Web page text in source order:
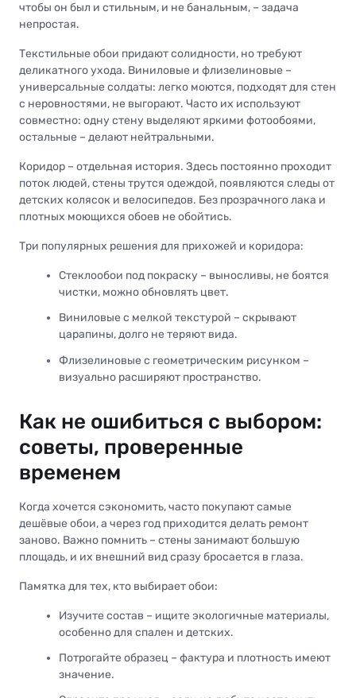
чтобы он был и стильным, и не банальным, – задача
непростая.
Текстильные обои придают солидности, но требуют
деликатного ухода. Виниловые и флизелиновые –
универсальные солдаты: легко моются, подходят для стен
с неровностями, не выгорают. Часто их используют
совместно: одну стену выделяют яркими фотообоями,
остальные – делают нейтральными.
Коридор – отдельная история. Здесь постоянно проходит
поток людей, стены трутся одеждой, появляются следы от
детских колясок и велосипедов. Без прозрачного лака и
плотных моющихся обоев не обойтись.
Три популярных решения для прихожей и коридора:
Стеклообои под покраску – выносливы, не боятся
чистки, можно обновлять цвет.
Виниловые с мелкой текстурой – скрывают
царапины, долго не теряют вида.
Флизелиновые с геометрическим рисунком –
визуально расширяют пространство.
Как не ошибиться с выбором:
советы, проверенные
временем
Когда хочется сэкономить, часто покупают самые
дешёвые обои, а через год приходится делать ремонт
заново. Важно помнить – стены занимают большую
площадь, и их внешний вид сразу бросается в глаза.
Памятка для тех, кто выбирает обои:
Изучите состав – ищите экологичные материалы,
особенно для спален и детских.
Потрогайте образец – фактура и плотность имеют
значение.